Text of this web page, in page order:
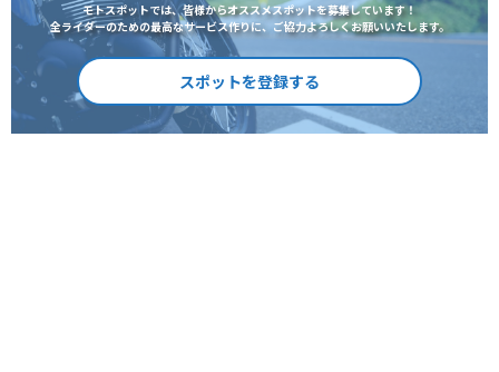
モトスポットでは、皆様からオススメスポットを募集しています！
全ライダーのための最高なサービス作りに、ご協力よろしくお願いいたします。
スポットを登録する